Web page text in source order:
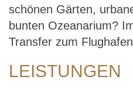
schönen Gärten,
bunten Ozeanarium?
Transfer zum
LEISTUNGEN